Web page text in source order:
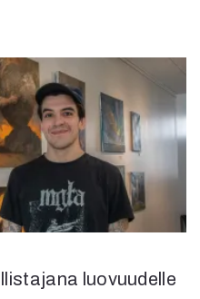
luovuudelle